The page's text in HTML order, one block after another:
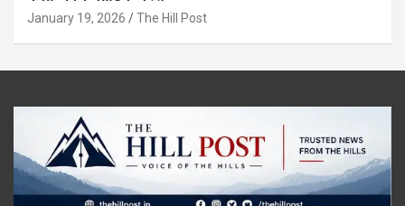
January 19, 2026 The Hill Post